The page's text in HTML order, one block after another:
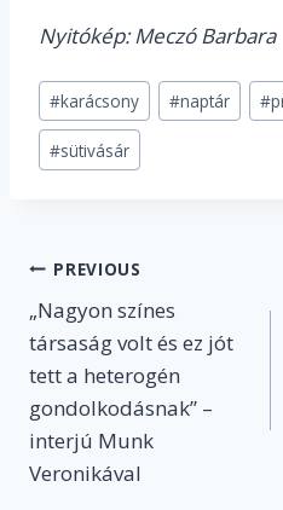
Nyitókép: Meczó Barbara
Post
Tags:
#karácsony #naptár #
#sütivásár
Post
navigation
PREVIOUS
„Nagyon színes
társaság volt és ez jót
tett a heterogén
gondolkodásnak” –
interjú Munk
Veronikával